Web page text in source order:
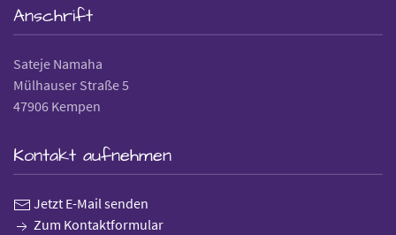
Anschrift
Sateje Namaha
Mülhauser Straße 5
47906 Kempen
Kontakt aufnehmen
Jetzt E-Mail senden
Zum Kontaktformular